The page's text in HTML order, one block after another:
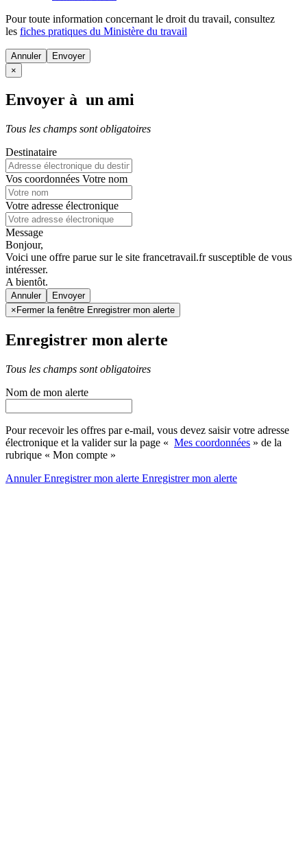
Pour toute information concernant le droit du travail, consultez
les fiches pratiques du Ministère du travail
Annuler
×
Envoyer à un ami
Tous les champs sont obligatoires
Destinataire
Vos coordonnées Votre nom
Votre adresse électronique
Message
Bonjour,
Voici une offre parue sur le site francetravail.fr susceptible de vous
intéresser.
A bientôt.
Annuler
× Fermer la fenêtre Enregistrer mon alerte
Enregistrer mon alerte
Tous les champs sont obligatoires
Nom de mon alerte
Pour recevoir les offres par e-mail, vous devez saisir votre adresse
électronique et la valider sur la page « Mes coordonnées » de la
rubrique « Mon compte »
AnnulerEnregistrer mon alerte Enregistrermon alerte